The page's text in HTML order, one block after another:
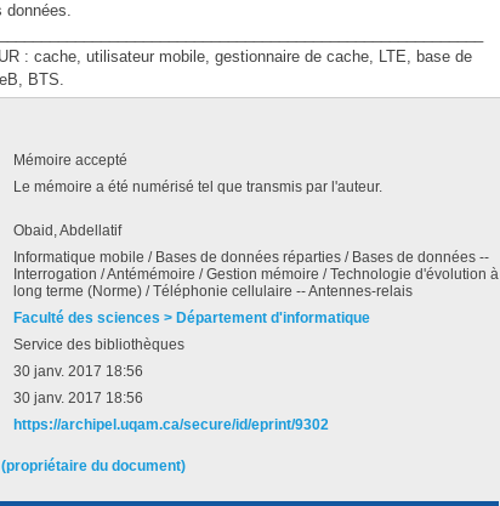
données.
: cache, utilisateur mobile, gestionnaire de cache, LTE, base de
BTS.
Mémoire accepté
Le mémoire a été numérisé tel que transmis par l'auteur.
Obaid, Abdellatif
Informatique mobile / Bases de données réparties / Bases de données --
Interrogation / Antémémoire / Gestion mémoire / Technologie d'évolution à
long terme (Norme) / Téléphonie cellulaire -- Antennes-relais
Faculté des sciences > Département d'informatique
Service des bibliothèques
30 janv. 2017 18:56
30 janv. 2017 18:56
https://archipel.uqam.ca/secure/id/eprint/9302
du document)